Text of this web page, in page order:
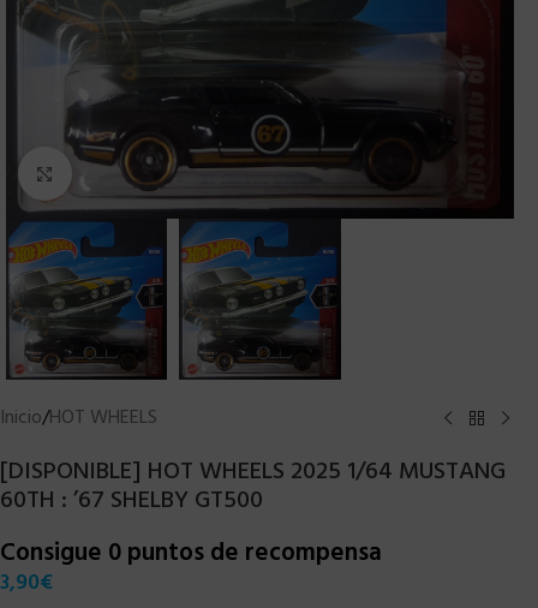
Clic para ampliar
Inicio/HOT WHEELS
[DISPONIBLE] HOT WHEELS 2025 1/64 MUSTANG
60TH : ’67 SHELBY GT500
Consigue 0 puntos de recompensa
3,90€